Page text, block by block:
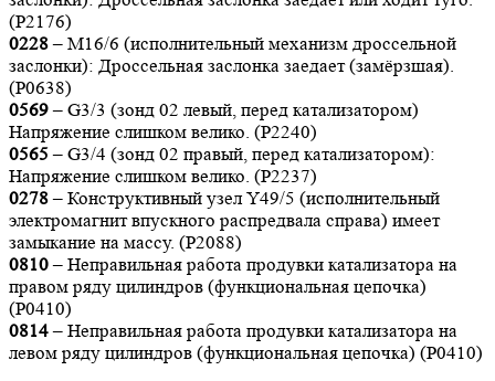
(Р2176)
0228– М16/6 (исполнительный механизм дроссельной
заслонки): Дроссельная заслонка заедает (замёрзшая).
(P0638)
0569– G3/3 (зонд 02 левый, перед катализатором)
Напряжение слишком велико. (Р2240)
0565– G3/4 (зонд 02 правый, перед катализатором):
Напряжение слишком велико. (Р2237)
0278– Конструктивный узел Ү49/5 (исполнительный
электромагнит впускного распредвала справа) имеет
замыкание на массу. (P2088)
0810– Неправильная работа продувки катализатора на
правом ряду цилиндров (функциональная цепочка)
(Р0410)
0814– Неправильная работа продувки катализатора на
левом ряду цилиндров (функциональная цепочка) (Р0410)